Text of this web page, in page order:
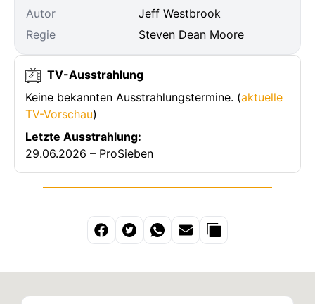
Autor
Jeff Westbrook
Regie
Steven Dean Moore
TV-Ausstrahlung
Keine bekannten Ausstrahlungstermine. (aktuelle
TV-Vorschau)
Letzte Ausstrahlung:
29.06.2026 – ProSieben